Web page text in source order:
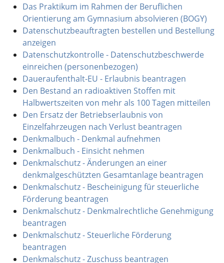
Das Praktikum im Rahmen der Beruflichen
Orientierung am Gymnasium absolvieren (BOGY)
Datenschutzbeauftragten bestellen und Bestellung
anzeigen
Datenschutzkontrolle - Datenschutzbeschwerde
einreichen (personenbezogen)
Daueraufenthalt-EU - Erlaubnis beantragen
Den Bestand an radioaktiven Stoffen mit
Halbwertszeiten von mehr als 100 Tagen mitteilen
Den Ersatz der Betriebserlaubnis von
Einzelfahrzeugen nach Verlust beantragen
Denkmalbuch - Denkmal aufnehmen
Denkmalbuch - Einsicht nehmen
Denkmalschutz - Änderungen an einer
denkmalgeschützten Gesamtanlage beantragen
Denkmalschutz - Bescheinigung für steuerliche
Förderung beantragen
Denkmalschutz - Denkmalrechtliche Genehmigung
beantragen
Denkmalschutz - Steuerliche Förderung
beantragen
Denkmalschutz - Zuschuss beantragen